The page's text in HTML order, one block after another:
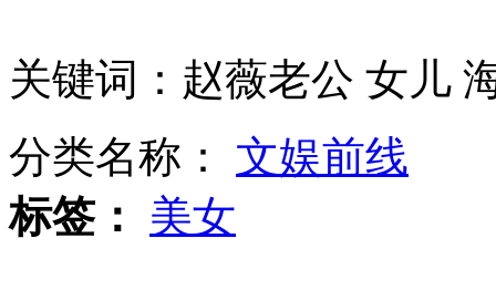
大连一渔船沉没 16人失踪
山西运城恶犬咬伤多人 警民合力深夜将其击毙
关键词：赵薇老公 女儿
分类名称： 文娱前线
标签：
美女